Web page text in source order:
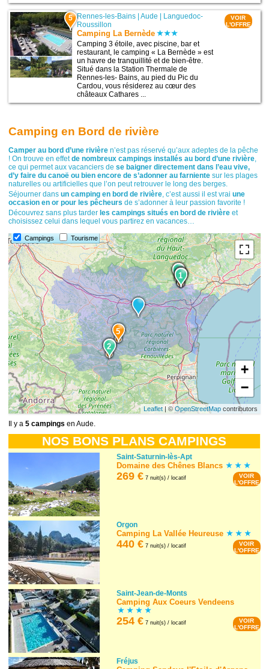
5 Rennes-les-Bains |Aude
Languedoc-
Roussillon
Camping La Bernède
Camping 3 étoile, avec piscine, bar et
restaurant, le camping « La Bernède » est
un havre de tranquillité et de bien-être.
Situé dans la Station Thermale de
Rennes-les- Bains, au pied du Pic du
Cardou, vous résiderez au cœur des
châteaux Cathares ...
VOIR
L'OFFRE
Camping en Bord de rivière
Camper au bord d’une rivière n’est pas réservé qu’aux adeptes de la pêche
! On trouve en effetde nombreux campings installés au bord d’une rivière,
ce qui permet aux vacanciers dese baigner directement dans l’eau vive,
d’y faire du canoë ou bien encore de s’adonner au farniente sur les plages
naturelles ou artificielles que l’on peut retrouver le long des berges.
Séjourner dansun camping en bord de rivière, c’est aussi il est vraiune
occasion en or pour les pêcheurs de s’adonner à leur passion favorite !
Découvrez sans plus tarder les campings situés en bord de rivière et
choisissez celui dans lequel vous partirez en vacances…
Campings Tourisme
5
4
3
2
1
3
2
1
+
−
Leaflet| ©OpenStreetMapcontributors
Il y a5 campings en Aude.
NOS BONS PLANS CAMPINGS
Saint-Saturnin-lès-Apt
Domaine des Chênes Blancs
269 € 7 nuit(s) / locatif
VOIR
L'OFFRE
Orgon
Camping La Vallée Heureuse
440 € 7 nuit(s) / locatif
VOIR
L'OFFRE
Saint-Jean-de-Monts
Camping Aux Coeurs Vendeens
254 € 7 nuit(s) / locatif
VOIR
L'OFFRE
Fréjus